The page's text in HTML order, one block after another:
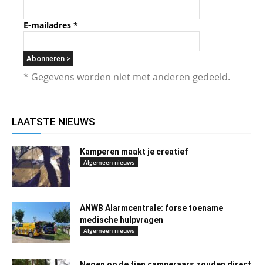
E-mailadres *
* Gegevens worden niet met anderen gedeeld.
LAATSTE NIEUWS
Kamperen maakt je creatief
Algemeen nieuws
ANWB Alarmcentrale: forse toename
medische hulpvragen
Algemeen nieuws